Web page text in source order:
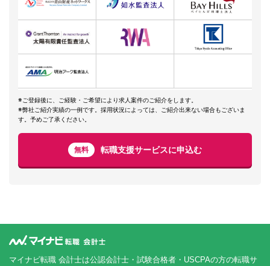
※ご登録後に、ご経験・ご希望により求人案件のご紹介をします。
※弊社ご紹介実績の一例です。採用状況によっては、ご紹介出来ない場合もございま
す。予めご了承ください。
無料 転職支援サービスに申込む
マイナビ転職 会計士は公認会計士・試験合格者・USCPAの方の転職サ